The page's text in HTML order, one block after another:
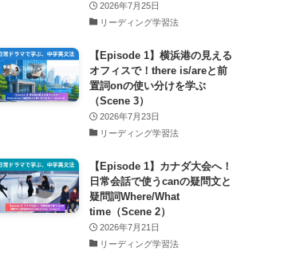
2026年7月25日
リーディング学習法
【Episode 1】横浜港の見える
オフィスで！there is/areと前
置詞onの使い分けを学ぶ
（Scene 3）
2026年7月23日
リーディング学習法
【Episode 1】カナダ大会へ！
日常会話で使うcanの疑問文と
疑問詞Where/What
time（Scene 2）
2026年7月21日
リーディング学習法